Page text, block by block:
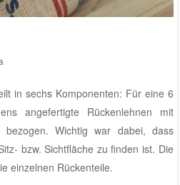
in sechs Komponenten: Für eine 6
angefertigte Rückenlehnen mit
bezogen. Wichtig war dabei, dass
bzw. Sichtfläche zu finden ist. Die
einzelnen Rückenteile.